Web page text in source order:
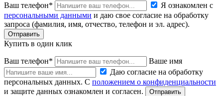
Ваш телефон*
Я ознакомлен с
персональными данными и даю свое согласие на обработку
запроса (фамилия, имя, отчество, телефон и эл. адрес).
Купить в один клик
Ваш телефон*
Ваше имя
Даю согласие на обработку
персональных данных. С положением о конфиденциальности
и защите данных ознакомлен и согласен.